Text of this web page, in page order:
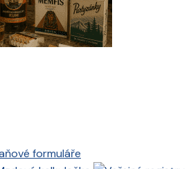
formuláře